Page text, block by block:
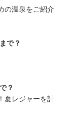
の温泉をご紹介
で？
？
夏レジャーを計